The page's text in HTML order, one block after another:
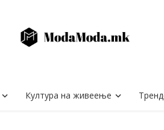
Култура на живеење